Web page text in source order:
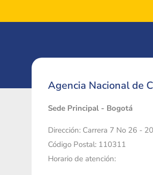
Agencia Nacional de
Sede Principal - Bogotá
Dirección: Carrera 7 No 26 -
Código Postal: 110311
Horario de atención: